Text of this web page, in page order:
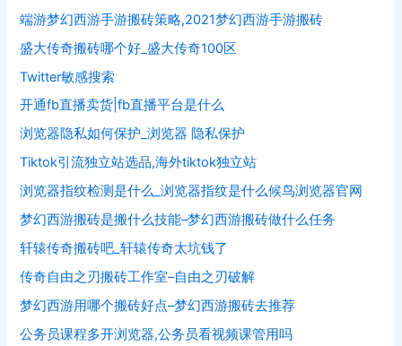
端游梦幻西游手游搬砖策略,2021梦幻西游手游搬砖
盛大传奇搬砖哪个好_盛大传奇100区
Twitter敏感搜索
开通fb直播卖货|fb直播平台是什么
浏览器隐私如何保护_浏览器 隐私保护
Tiktok引流独立站选品,海外tiktok独立站
浏览器指纹检测是什么_浏览器指纹是什么候鸟浏览器官网
梦幻西游搬砖是搬什么技能–梦幻西游搬砖做什么任务
轩辕传奇搬砖吧_轩辕传奇太坑钱了
传奇自由之刃搬砖工作室–自由之刃破解
梦幻西游用哪个搬砖好点–梦幻西游搬砖去推荐
公务员课程多开浏览器,公务员看视频课管用吗